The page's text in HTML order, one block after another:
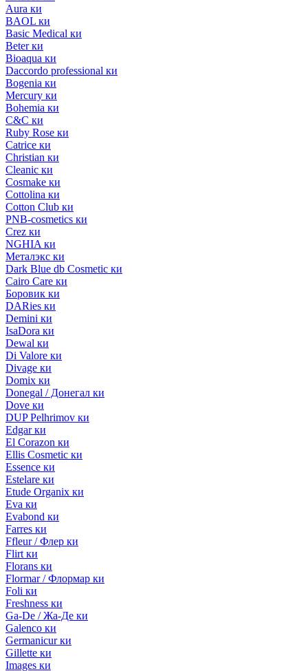
Aura ки
BAOL ки
Basic Medical ки
Beter ки
Bioaqua ки
Daccordo professional ки
Bogenia ки
Mercury ки
Bohemia ки
C&C ки
Ruby Rose ки
Catrice ки
Christian ки
Cleanic ки
Cosmake ки
Cottolina ки
Cotton Club ки
PNB-cosmetics ки
Crez ки
NGHIA ки
Металэкс ки
Dark Blue db Cosmetic ки
Cairo Care ки
Боровик ки
DARies ки
Demini ки
IsaDora ки
Dewal ки
Di Valore ки
Divage ки
Domix ки
Donegal / Донегал ки
Dove ки
DUP Pelhrimov ки
Edgar ки
El Corazon ки
Ellis Cosmetic ки
Essence ки
Estelare ки
Etude Organix ки
Eva ки
Evabond ки
Farres ки
Ffleur / Флер ки
Flirt ки
Florans ки
Flormar / Флормар ки
Foli ки
Freshness ки
Ga-De / Жа-Де ки
Galenco ки
Germanicur ки
Gillette ки
Images ки